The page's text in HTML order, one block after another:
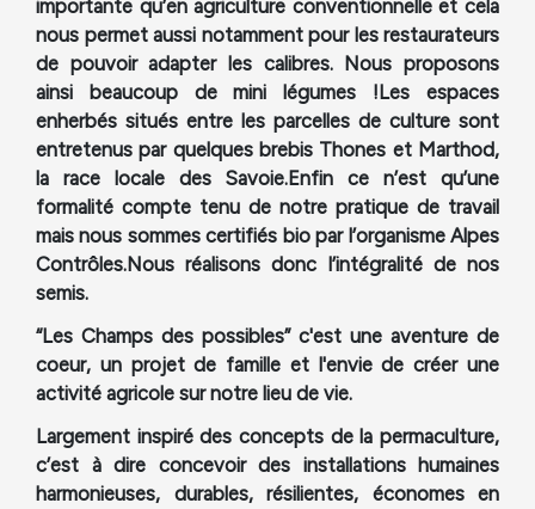
importante qu’en agriculture conventionnelle et cela
nous permet aussi notamment pour les restaurateurs
de pouvoir adapter les calibres. Nous proposons
ainsi beaucoup de mini légumes !Les espaces
enherbés situés entre les parcelles de culture sont
entretenus par quelques brebis Thones et Marthod,
la race locale des Savoie.Enfin ce n’est qu’une
formalité compte tenu de notre pratique de travail
mais nous sommes certifiés bio par l’organisme Alpes
Contrôles.Nous réalisons donc l’intégralité de nos
semis.
“Les Champs des possibles” c'est une aventure de
coeur, un projet de famille et l'envie de créer une
activité agricole sur notre lieu de vie.
Largement inspiré des concepts de la permaculture,
c’est à dire concevoir des installations humaines
harmonieuses, durables, résilientes, économes en